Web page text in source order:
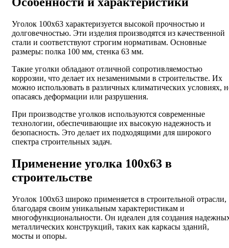
Уголок 100х63 характеризуется высокой прочностью и
долговечностью. Эти изделия производятся из качественной
стали и соответствуют строгим нормативам. Основные
размеры: полка 100 мм, стенка 63 мм.
Такие уголки обладают отличной сопротивляемостью
коррозии, что делает их незаменимыми в строительстве. Их
можно использовать в различных климатических условиях,
опасаясь деформации или разрушения.
При производстве уголков используются современные
технологии, обеспечивающие их высокую надежность и
безопасность. Это делает их подходящими для широкого
спектра строительных задач.
Применение уголка 100х63 в
строительстве
Уголок 100х63 широко применяется в строительной отрасли,
благодаря своим уникальным характеристикам и
многофункциональности. Он идеален для создания
металлических конструкций, таких как каркасы зданий,
мосты и опоры.